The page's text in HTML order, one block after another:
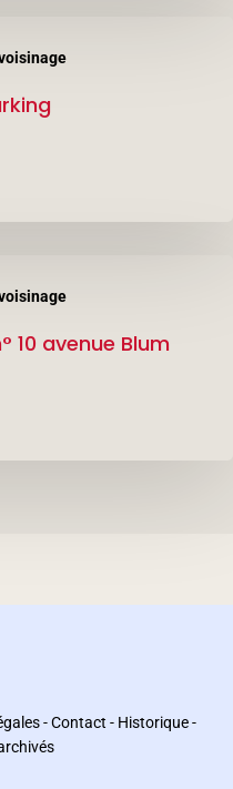
10 avenue Blum
-Contact - Historique-